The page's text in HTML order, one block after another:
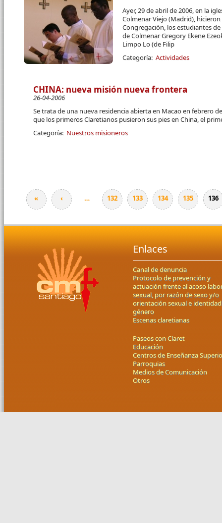
Ayer, 29 de abril de 2006, en la
Col­menar Viejo (Madrid),
Congregación, los estu­diantes
de Colmenar Gregory Ekene
Limpo Lo (de Filip
Categoría: Actividades
CHINA: nueva misión nueva frontera
26-04-2006
Se trata de una nueva residencia abierta en Macao en febrero
que los primeros Claretianos pusieron sus pies en China, el
Categoría: Nuestros misioneros
Páginas
« ‹ … 132 133 134 135 136
Enlaces
Canal de denuncia
Protocolo de prevención y
actuación frente al acoso
sexual, por razón de sexo y/o
orientación sexual e
género
Escenas claretianas
Paseos con Claret
Educación
Centros de Enseñanza
Parroquias
Medios de Comunicación
Otros